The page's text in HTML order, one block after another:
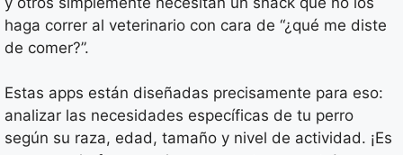
haga correr al veterinario con cara de “¿qué me diste
de comer?”.
Estas apps están diseñadas precisamente para eso:
analizar las necesidades específicas de tu perro
según su raza, edad, tamaño y nivel de actividad. ¡Es